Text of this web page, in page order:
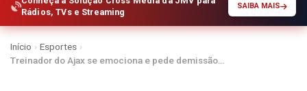
Rádios, TVs e Streaming
SAIBA MAIS
Início › Esportes ›
Treinador do Ajax se emociona e pede demissão…